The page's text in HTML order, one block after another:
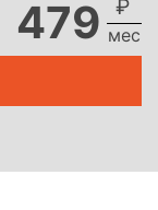
479 ₽
мес